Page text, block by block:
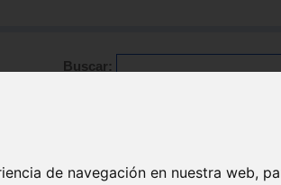
de navegación en nuestra web,
Buscar: